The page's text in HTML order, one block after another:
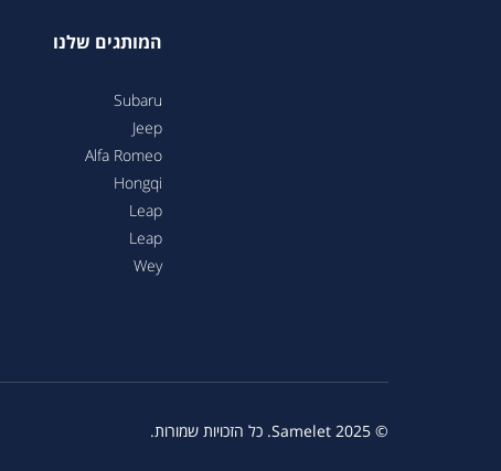
המותגים שלנו
Subaru
Jeep
Alfa Romeo
Hongqi
Leap
Leap
Wey
© 2025 Samelet. כל הזכויות שמורות.